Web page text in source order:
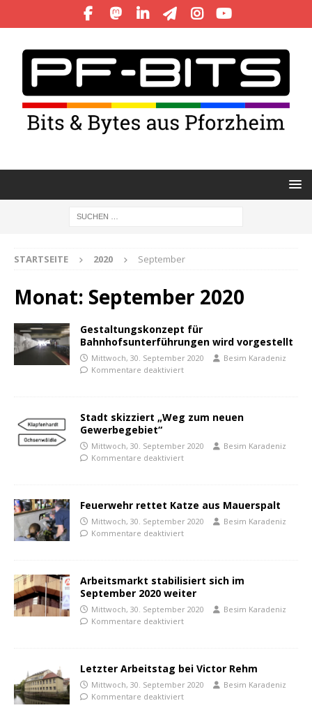
STARTSEITE 2020 September
Monat: September 2020
Gestaltungskonzept für
Bahnhofsunterführungen wird vorgestellt
Mittwoch, 30. September 2020
Besim Karadeniz
Kommentare deaktiviert
Stadt skizziert „Weg zum neuen
Gewerbegebiet“
Mittwoch, 30. September 2020
Besim Karadeniz
Kommentare deaktiviert
Feuerwehr rettet Katze aus Mauerspalt
Mittwoch, 30. September 2020
Besim Karadeniz
Kommentare deaktiviert
Arbeitsmarkt stabilisiert sich im
September 2020 weiter
Mittwoch, 30. September 2020
Besim Karadeniz
Kommentare deaktiviert
Letzter Arbeitstag bei Victor Rehm
Mittwoch, 30. September 2020
Besim Karadeniz
Kommentare deaktiviert